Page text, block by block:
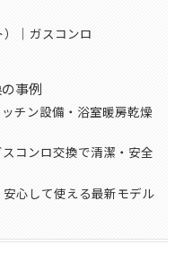
｜ガスコンロ
事例
チン設備・浴室暖房乾燥
コンロ交換で清潔・安全
心して使える最新モデル